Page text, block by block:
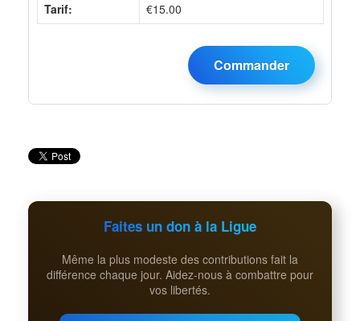
Tarif: €15.00
Faites un don à la Ligue
Même la plus modeste des contributions fait la
différence chaque jour. Aidez-nous à combattre pour
vos libertés.